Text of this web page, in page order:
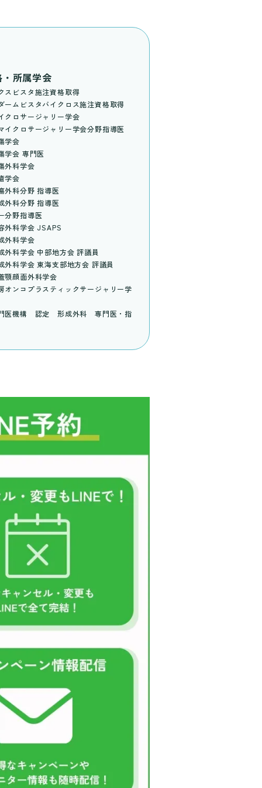
所属学会
スビスタ施注資格取得
ームビスタバイクロス施注資格取得
クロサージャリー学会
イクロサージャリー学会分野指導医
学会
学会 専門医
外科学会
学会
外科分野 指導医
外科分野 指導医
分野指導医
外科学会 JSAPS
外科学会
外科学会 中部地方会 評議員
外科学会 東海支部地方会 評議員
顎顔面外科学会
オンコプラスティックサージャリー学
医機構 認定 形成外科 専門医・指